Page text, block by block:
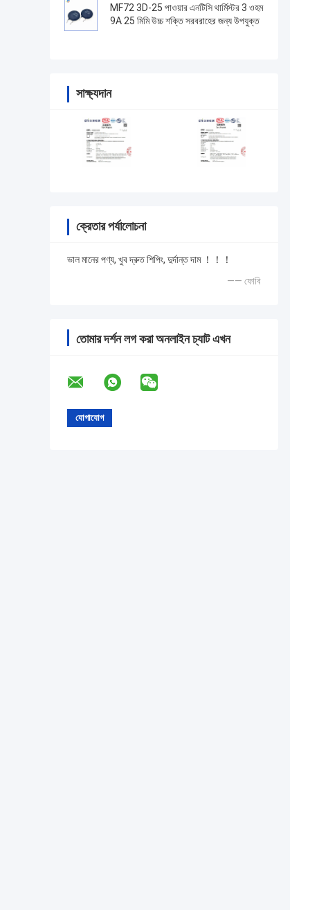
MF72 3D-25 পাওয়ার এনটিসি থার্মিস্টর 3 ওহম
9A 25 মিমি উচ্চ শক্তি সরবরাহের জন্য উপযুক্ত
সাক্ষ্যদান
ক্রেতার পর্যালোচনা
ভাল মানের পণ্য, খুব দ্রুত শিপিং, দুর্দান্ত দাম ！！！
—— ফোবি
তোমার দর্শন লগ করা অনলাইন চ্যাট এখন